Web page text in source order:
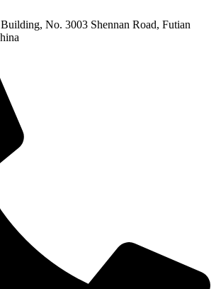
No. 3003 Shennan Road, Futian